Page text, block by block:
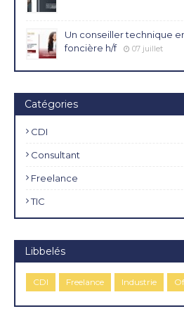
Un conseiller technique
foncière h/f
07 juillet
Catégories
CDI
Consultant
Freelance
TIC
Libbelés
CDI Freelance Industrie